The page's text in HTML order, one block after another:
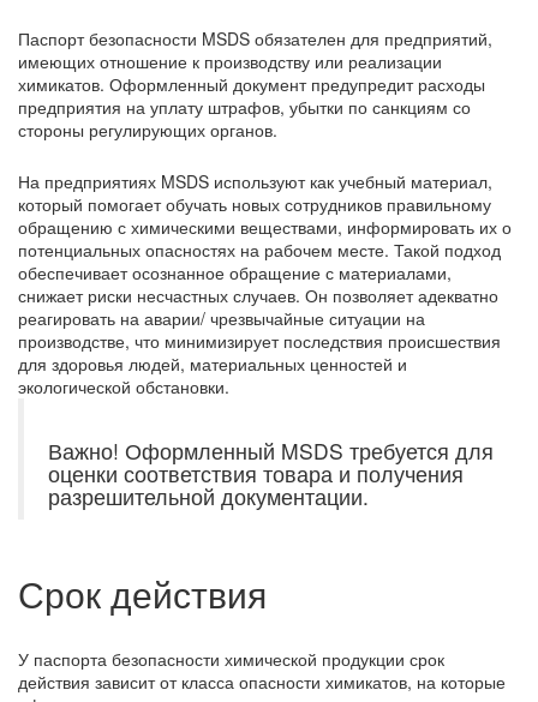
Паспорт безопасности MSDS обязателен для предприятий,
имеющих отношение к производству или реализации
химикатов. Оформленный документ предупредит расходы
предприятия на уплату штрафов, убытки по санкциям со
стороны регулирующих органов.
На предприятиях MSDS используют как учебный материал,
который помогает обучать новых сотрудников правильному
обращению с химическими веществами, информировать их о
потенциальных опасностях на рабочем месте. Такой подход
обеспечивает осознанное обращение с материалами,
снижает риски несчастных случаев. Он позволяет адекватно
реагировать на аварии/ чрезвычайные ситуации на
производстве, что минимизирует последствия происшествия
для здоровья людей, материальных ценностей и
экологической обстановки.
Важно! Оформленный MSDS требуется для
оценки соответствия товара и получения
разрешительной документации.
Срок действия
У паспорта безопасности химической продукции срок
действия зависит от класса опасности химикатов, на которые